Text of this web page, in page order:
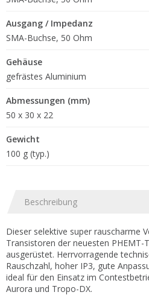
Ausgang / Impedanz
SMA-Buchse, 50 Ohm
Gehäuse
gefrästes Aluminium
Abmessungen (mm)
50 x 30 x 22
Gewicht
100 g (typ.)
Beschreibung
Dieser selektive super rauscharme
Transistoren der neuesten PHEMT-
ausgerüstet. Herrvorragende
Rauschzahl, hoher IP3, gute
ideal für den Einsatz im
Aurora und Tropo-DX.